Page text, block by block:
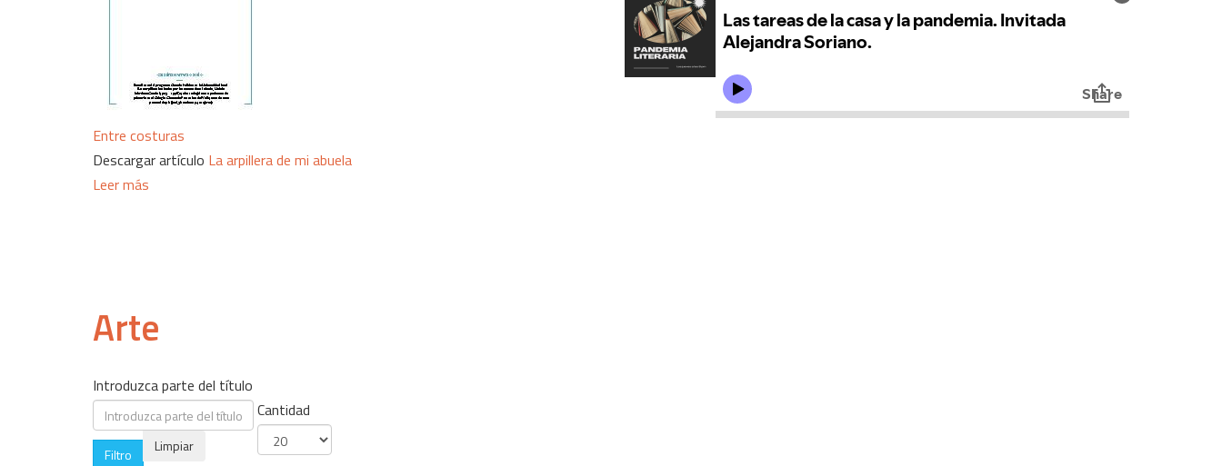
Entre costuras
Descargar artículo La arpillera de mi abuela
Leer más
Arte
Introduzca parte del título
Filtro Limpiar
Cantidad